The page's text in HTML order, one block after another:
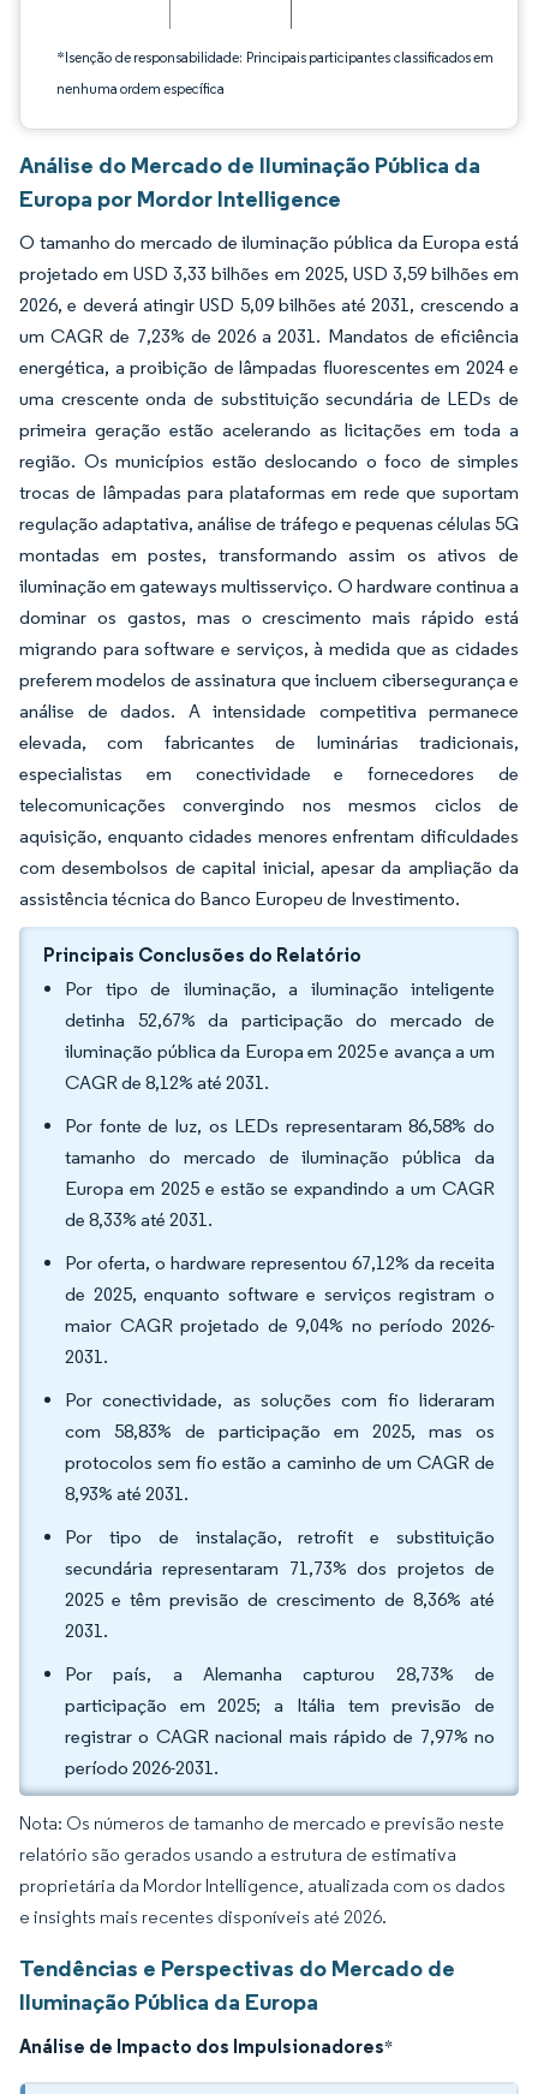
*Isenção de responsabilidade: Principais participantes classificados em
nenhuma ordem específica
Análise do Mercado de Iluminação Pública da
Europa por Mordor Intelligence
O tamanho do mercado de iluminação pública da Europa está
projetado em USD 3,33 bilhões em 2025, USD 3,59 bilhões em
2026, e deverá atingir USD 5,09 bilhões até 2031, crescendo a
um CAGR de 7,23% de 2026 a 2031. Mandatos de eficiência
energética, a proibição de lâmpadas fluorescentes em 2024 e
uma crescente onda de substituição secundária de LEDs de
primeira geração estão acelerando as licitações em toda a
região. Os municípios estão deslocando o foco de simples
trocas de lâmpadas para plataformas em rede que suportam
regulação adaptativa, análise de tráfego e pequenas células 5G
montadas em postes, transformando assim os ativos de
iluminação em gateways multisserviço. O hardware continua a
dominar os gastos, mas o crescimento mais rápido está
migrando para software e serviços, à medida que as cidades
preferem modelos de assinatura que incluem cibersegurança e
análise de dados. A intensidade competitiva permanece
elevada, com fabricantes de luminárias tradicionais,
especialistas em conectividade e fornecedores de
telecomunicações convergindo nos mesmos ciclos de
aquisição, enquanto cidades menores enfrentam dificuldades
com desembolsos de capital inicial, apesar da ampliação da
assistência técnica do Banco Europeu de Investimento.
Principais Conclusões do Relatório
Por tipo de iluminação, a iluminação inteligente
detinha 52,67% da participação do mercado de
iluminação pública da Europa em 2025 e avança a um
CAGR de 8,12% até 2031.
Por fonte de luz, os LEDs representaram 86,58% do
tamanho do mercado de iluminação pública da
Europa em 2025 e estão se expandindo a um CAGR
de 8,33% até 2031.
Por oferta, o hardware representou 67,12% da receita
de 2025, enquanto software e serviços registram o
maior CAGR projetado de 9,04% no período 2026-
2031.
Por conectividade, as soluções com fio lideraram
com 58,83% de participação em 2025, mas os
protocolos sem fio estão a caminho de um CAGR de
8,93% até 2031.
Por tipo de instalação, retrofit e substituição
secundária representaram 71,73% dos projetos de
2025 e têm previsão de crescimento de 8,36% até
2031.
Por país, a Alemanha capturou 28,73% de
participação em 2025; a Itália tem previsão de
registrar o CAGR nacional mais rápido de 7,97% no
período 2026-2031.
Nota: Os números de tamanho de mercado e previsão neste
relatório são gerados usando a estrutura de estimativa
proprietária da Mordor Intelligence, atualizada com os dados
e insights mais recentes disponíveis até 2026.
Tendências e Perspectivas do Mercado de
Iluminação Pública da Europa
Análise de Impacto dos Impulsionadores*